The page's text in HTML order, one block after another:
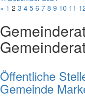
« 1 2 3 4 5 6 7 8 9 10 11
Öffentliche
Gemeinde